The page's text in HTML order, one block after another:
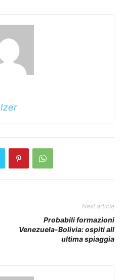
Izer
Next article
Probabili formazioni
Venezuela-Bolivia: ospiti all
ultima spiaggia